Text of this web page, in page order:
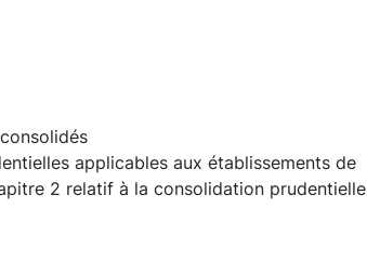
applicables aux établissements de
2 relatif à la consolidation prudentielle